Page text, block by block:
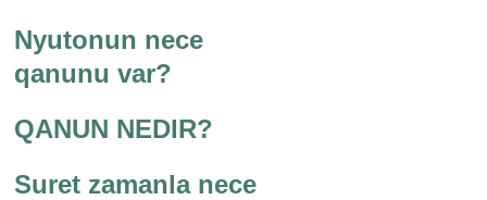
Nyutonun nece
qanunu var?
QANUN NEDIR?
Suret zamanla nece